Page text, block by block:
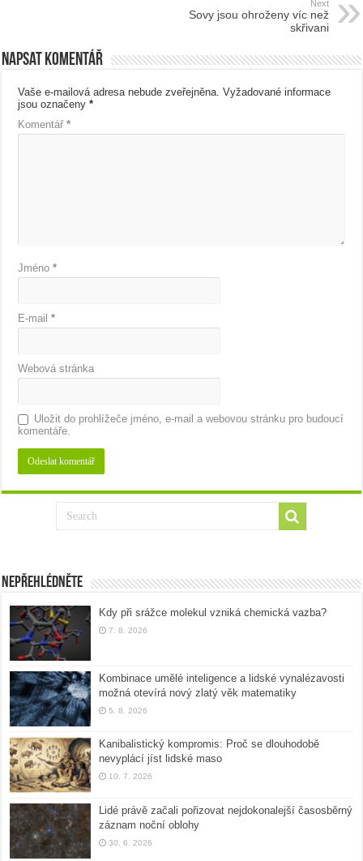
Next
Sovy jsou ohroženy víc než
skřivani
Napsat komentář
Vaše e-mailová adresa nebude zveřejněna. Vyžadované informace
jsou označeny*
Komentář*
Jméno*
E-mail*
Webová stránka
Uložit do prohlížeče jméno, e-mail a webovou stránku pro budoucí
komentáře.
Nepřehlédněte
Kdy při srážce molekul vzniká chemická vazba?
7. 8. 2026
Kombinace umělé inteligence a lidské vynalézavosti
možná otevírá nový zlatý věk matematiky
5. 8. 2026
Kanibalistický kompromis: Proč se dlouhodobě
nevyplácí jíst lidské maso
10. 7. 2026
Lidé právě začali pořizovat nejdokonalejší časosběrný
záznam noční oblohy
30. 6. 2026